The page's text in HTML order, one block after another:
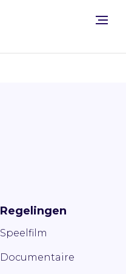
Regelingen
Speelfilm
Documentaire